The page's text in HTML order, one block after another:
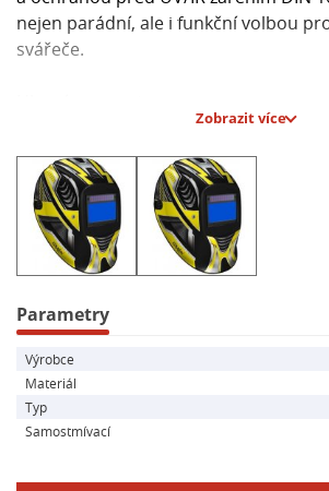
nejen parádní, ale i funkční volbou
svářeče.
- Celkové rozměry: 110 x 90 x 9 mm
- Velikost zorného pole: 96 x 53 mm
- Integrované držáky pro dioptrická skla
- Clona při rozjasněném filtru: 3,5 dle
ztmaveném filtru nastavitelná 9-13 dle
- Solární článek a 1 x CR2450 lithiová
- Nastavitelná citlivost a rychlost
- Pracovní teplota: -10°C až +55°C
- Automatické zapnutí a vypnutí
- LED indikátor slabé baterie
- Optická třída dle EN379 1/1/1/2
Zobrazit více
Parametry
Výrobce
Materiál
Typ
Samostmívací